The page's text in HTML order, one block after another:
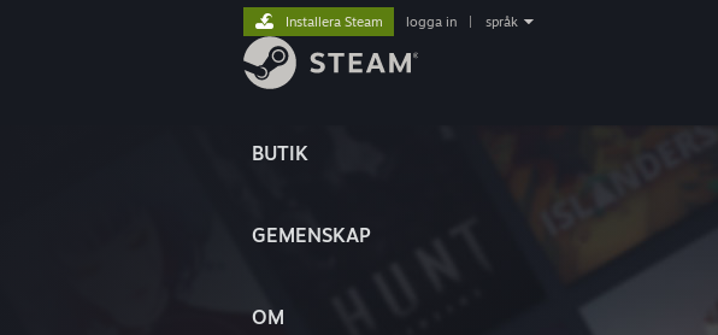
BUTIK
GEMENSKAP
OM
Installera Steam logga in språk